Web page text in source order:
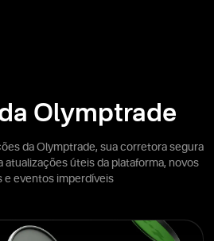
Olymptrade
da Olymptrade, sua corretora segura
atualizações úteis da plataforma, novos
e eventos imperdíveis